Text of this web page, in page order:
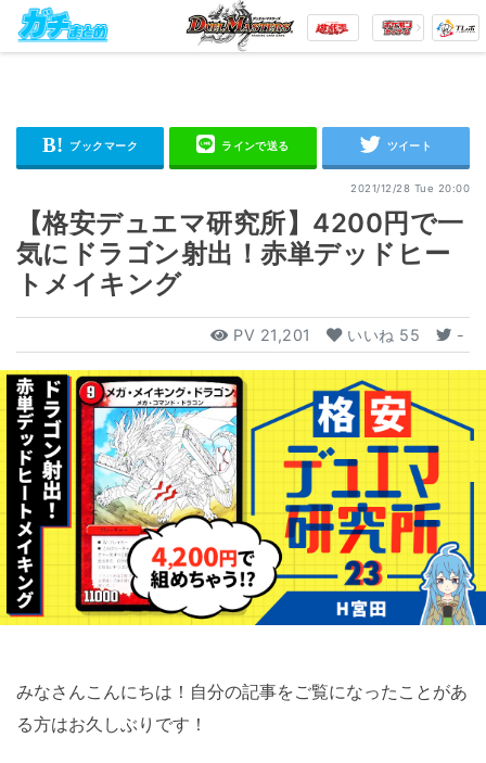
2021/12/28 Tue 20:00
【格安デュエマ研究所】4200円で一
気にドラゴン射出！赤単デッドヒー
トメイキング
PV 21,201 いいね 55 -
みなさんこんにちは！自分の記事をご覧になったことがあ
る方はお久しぶりです！